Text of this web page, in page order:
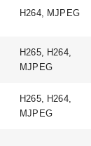
H264, MJPEG
H265, H264,
MJPEG
H265, H264,
MJPEG